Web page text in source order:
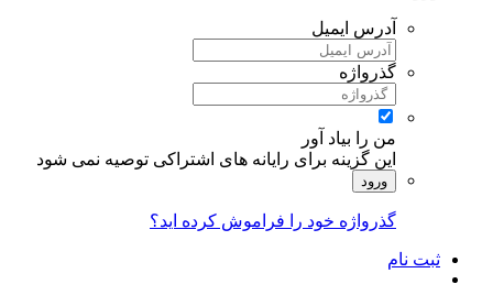
آدرس ایمیل
گذرواژه
من را بیاد آور
این گزینه برای رایانه های اشتراکی توصیه نمی شود
ورود
گذرواژه خود را فراموش کرده اید؟
ثبت نام